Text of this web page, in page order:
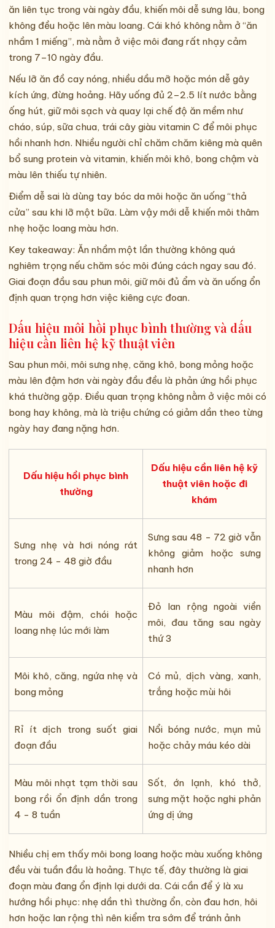
ăn liên tục trong vài ngày đầu, khiến môi dễ sưng lâu, bong
không đều hoặc lên màu loang. Cái khó không nằm ở “ăn
nhầm 1 miếng”, mà nằm ở việc môi đang rất nhạy cảm
trong 7–10 ngày đầu.
Nếu lỡ ăn đồ cay nóng, nhiều dầu mỡ hoặc món dễ gây
kích ứng, đừng hoảng. Hãy uống đủ 2–2.5 lít nước bằng
ống hút, giữ môi sạch và quay lại chế độ ăn mềm như
cháo, súp, sữa chua, trái cây giàu vitamin C để môi phục
hồi nhanh hơn. Nhiều người chỉ chăm chăm kiêng mà quên
bổ sung protein và vitamin, khiến môi khô, bong chậm và
màu lên thiếu tự nhiên.
Điểm dễ sai là dùng tay bóc da môi hoặc ăn uống “thả
cửa” sau khi lỡ một bữa. Làm vậy mới dễ khiến môi thâm
nhẹ hoặc loang màu hơn.
Key takeaway: Ăn nhầm một lần thường không quá
nghiêm trọng nếu chăm sóc môi đúng cách ngay sau đó.
Giai đoạn đầu sau phun môi, giữ môi đủ ẩm và ăn uống ổn
định quan trọng hơn việc kiêng cực đoan.
Dấu hiệu môi hồi phục bình thường và dấu
hiệu cần liên hệ kỹ thuật viên
Sau phun môi, môi sưng nhẹ, căng khô, bong mỏng hoặc
màu lên đậm hơn vài ngày đầu đều là phản ứng hồi phục
khá thường gặp. Điều quan trọng không nằm ở việc môi có
bong hay không, mà là triệu chứng có giảm dần theo từng
ngày hay đang nặng hơn.
Dấu hiệu hồi phục bình
thường
Dấu hiệu cần liên hệ kỹ
thuật viên hoặc đi
khám
Sưng nhẹ và hơi nóng rát
trong 24 - 48 giờ đầu
Sưng sau 48 - 72 giờ vẫn
không giảm hoặc sưng
nhanh hơn
Màu môi đậm, chói hoặc
loang nhẹ lúc mới làm
Đỏ lan rộng ngoài viền
môi, đau tăng sau ngày
thứ 3
Môi khô, căng, ngứa nhẹ và
bong mỏng
Có mủ, dịch vàng, xanh,
trắng hoặc mùi hôi
Rỉ ít dịch trong suốt giai
đoạn đầu
Nổi bóng nước, mụn mủ
hoặc chảy máu kéo dài
Màu môi nhạt tạm thời sau
bong rồi ổn định dần trong
4 - 8 tuần
Sốt, ớn lạnh, khó thở,
sưng mặt hoặc nghi phản
ứng dị ứng
Nhiều chị em thấy môi bong loang hoặc màu xuống không
đều vài tuần đầu là hoảng. Thực tế, đây thường là giai
đoạn màu đang ổn định lại dưới da. Cái cần để ý là xu
hướng hồi phục: nhẹ dần thì thường ổn, còn đau hơn, hôi
hơn hoặc lan rộng thì nên kiểm tra sớm để tránh ảnh